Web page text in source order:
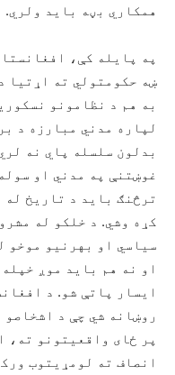
همکاري بڼه باید ولري.
په پایله کې،
ښه حکومتولي ته اړتیا
به هم د نظامونو
لپاره مدني مبارزه د
بدلون سلسله پاي نه
غوښتنې په مدني او
ترڅنګ باید د تاریخ
کړه وشي. د خلکو له
سیاسي او بهرنیو موخو
او نه هم باید موږ
ايسار پاتې شو. د
روښانه شي چې د
پر ځای واقعیتونو ته،
انصاف ته لومړیتوب